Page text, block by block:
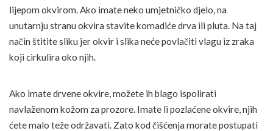
lijepom okvirom. Ako imate neko umjetničko djelo, na
unutarnju stranu okvira stavite komadiće drva ili pluta. Na taj
način štitite sliku jer okvir i slika neće povlačiti vlagu iz zraka
koji cirkulira oko njih.
Ako imate drvene okvire, možete ih blago ispolirati
navlaženom kožom za prozore. Imate li pozlaćene okvire, njih
ćete malo teže održavati. Zato kod čišćenja morate postupati